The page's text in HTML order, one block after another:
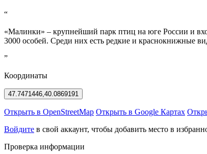
“
«Малинки» – крупнейший парк птиц на юге России и
3000 особей. Среди них есть редкие и краснокнижные
”
Координаты
47.7471446,40.0869191
Открыть в OpenStreetMap Открыть в Google Картах
Войдите в свой аккаунт, чтобы добавить место в
Проверка информации